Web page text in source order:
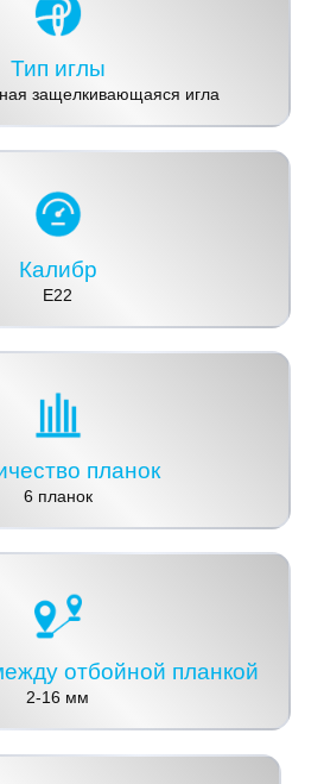
Тип иглы
защелкивающаяся игла
Калибр
E22
планок
6 планок
отбойной планкой
2-16 мм